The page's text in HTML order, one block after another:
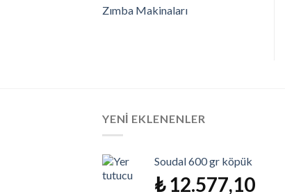
Zımba Makinaları
YENI EKLENENLER
Soudal 600 gr köpük
₺12.577,10